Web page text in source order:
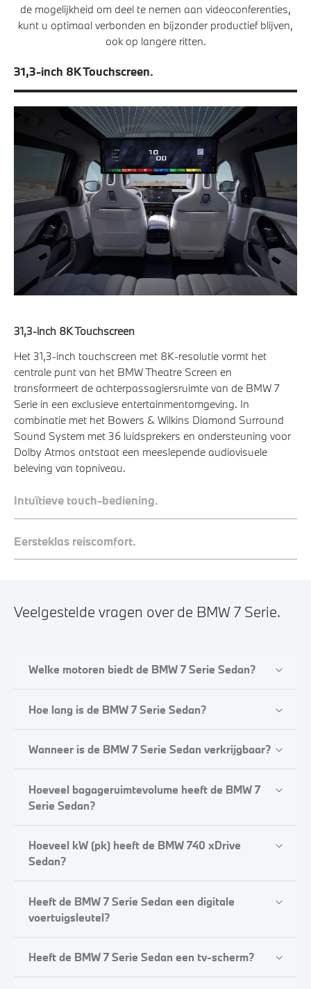
de mogelijkheid om deel te nemen aan videoconferenties,
kunt u optimaal verbonden en bijzonder productief blijven,
ook op langere ritten.
31,3-inch 8K Touchscreen.
Intuïtieve touch-bediening.
Eersteklas reiscomfort.
31,3-inch 8K Touchscreen
Het 31,3-inch touchscreen met 8K-resolutie vormt het
centrale punt van het BMW Theatre Screen en
transformeert de achterpassagiersruimte van de BMW 7
Serie in een exclusieve entertainmentomgeving. In
combinatie met het Bowers & Wilkins Diamond Surround
Sound System met 36 luidsprekers en ondersteuning voor
Dolby Atmos ontstaat een meeslepende audiovisuele
beleving van topniveau.
Veelgestelde vragen over de BMW 7 Serie.
Welke motoren biedt de BMW 7 Serie Sedan?
Hoe lang is de BMW 7 Serie Sedan?
Wanneer is de BMW 7 Serie Sedan verkrijgbaar?
Hoeveel bagageruimtevolume heeft de BMW 7
Serie Sedan?
Hoeveel kW (pk) heeft de BMW 740 xDrive
Sedan?
Heeft de BMW 7 Serie Sedan een digitale
voertuigsleutel?
Heeft de BMW 7 Serie Sedan een tv-scherm?